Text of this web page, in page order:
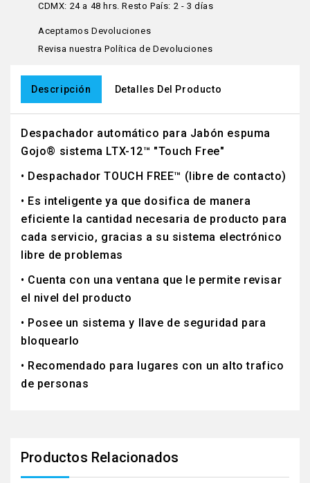
CDMX: 24 a 48 hrs. Resto País: 2 - 3 días
Aceptamos Devoluciones
Revisa nuestra Política de Devoluciones
Descripción Detalles Del Producto
Despachador automático para Jabón espuma
Gojo® sistema LTX-12™ "Touch Free"
• Despachador TOUCH FREE™ (libre de contacto)
• Es inteligente ya que dosifica de manera
eficiente la cantidad necesaria de producto para
cada servicio, gracias a su sistema electrónico
libre de problemas
• Cuenta con una ventana que le permite revisar
el nivel del producto
• Posee un sistema y llave de seguridad para
bloquearlo
• Recomendado para lugares con un alto trafico
de personas
Productos Relacionados